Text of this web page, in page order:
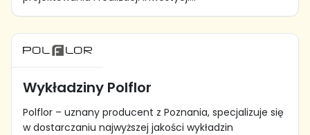
Wykładziny Polflor
Polflor – uznany producent z Poznania, specjalizuje się
w dostarczaniu najwyższej jakości wykładzin